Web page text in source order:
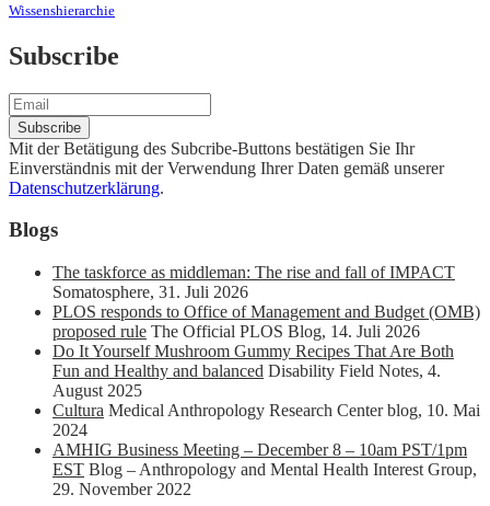
Wissenshierarchie
Subscribe
Mit der Betätigung des Subcribe-Buttons bestätigen Sie Ihr
Einverständnis mit der Verwendung Ihrer Daten gemäß unserer
Datenschutzerklärung.
Blogs
The taskforce as middleman: The rise and fall of IMPACT
Somatosphere, 31. Juli 2026
PLOS responds to Office of Management and Budget (OMB)
proposed rule The Official PLOS Blog, 14. Juli 2026
Do It Yourself Mushroom Gummy Recipes That Are Both
Fun and Healthy and balanced Disability Field Notes, 4.
August 2025
Cultura Medical Anthropology Research Center blog, 10. Mai
2024
AMHIG Business Meeting – December 8 – 10am PST/1pm
EST Blog – Anthropology and Mental Health Interest Group,
29. November 2022